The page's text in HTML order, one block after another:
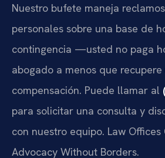
Nuestro bufete maneja
personales sobre una base de
contingencia —usted no paga
abogado a menos que recupere
compensación. Puede llamar al
para solicitar una consulta y
con nuestro equipo. Law Offices
Advocacy Without Borders.